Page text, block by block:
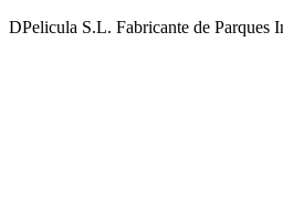
DPelicula S.L. Fabricante de Parques